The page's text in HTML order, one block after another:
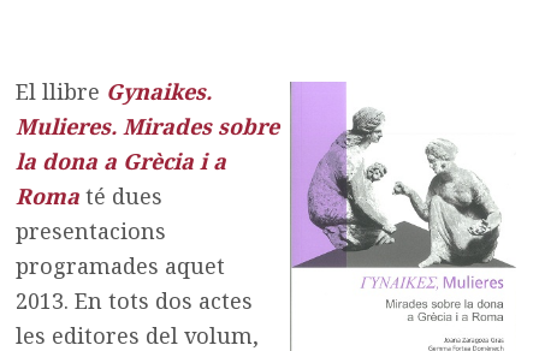
El llibre Gynaikes.
Mulieres. Mirades sobre
la dona a Grècia i a
Roma té dues
presentacions
programades aquet
2013. En tots dos actes
les editores del volum,